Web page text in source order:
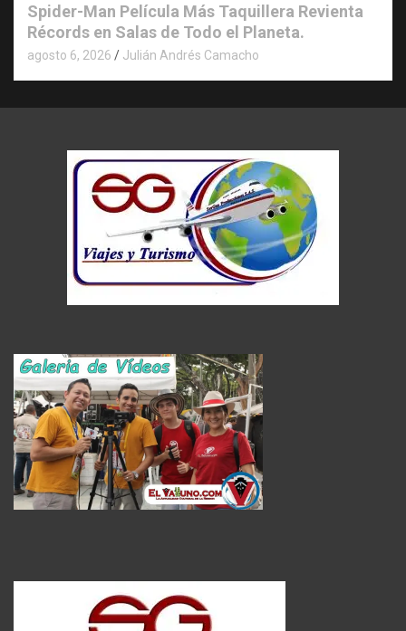
Spider-Man Película Más Taquillera Revienta
Récords en Salas de Todo el Planeta.
agosto 6, 2026 Julián Andrés Camacho